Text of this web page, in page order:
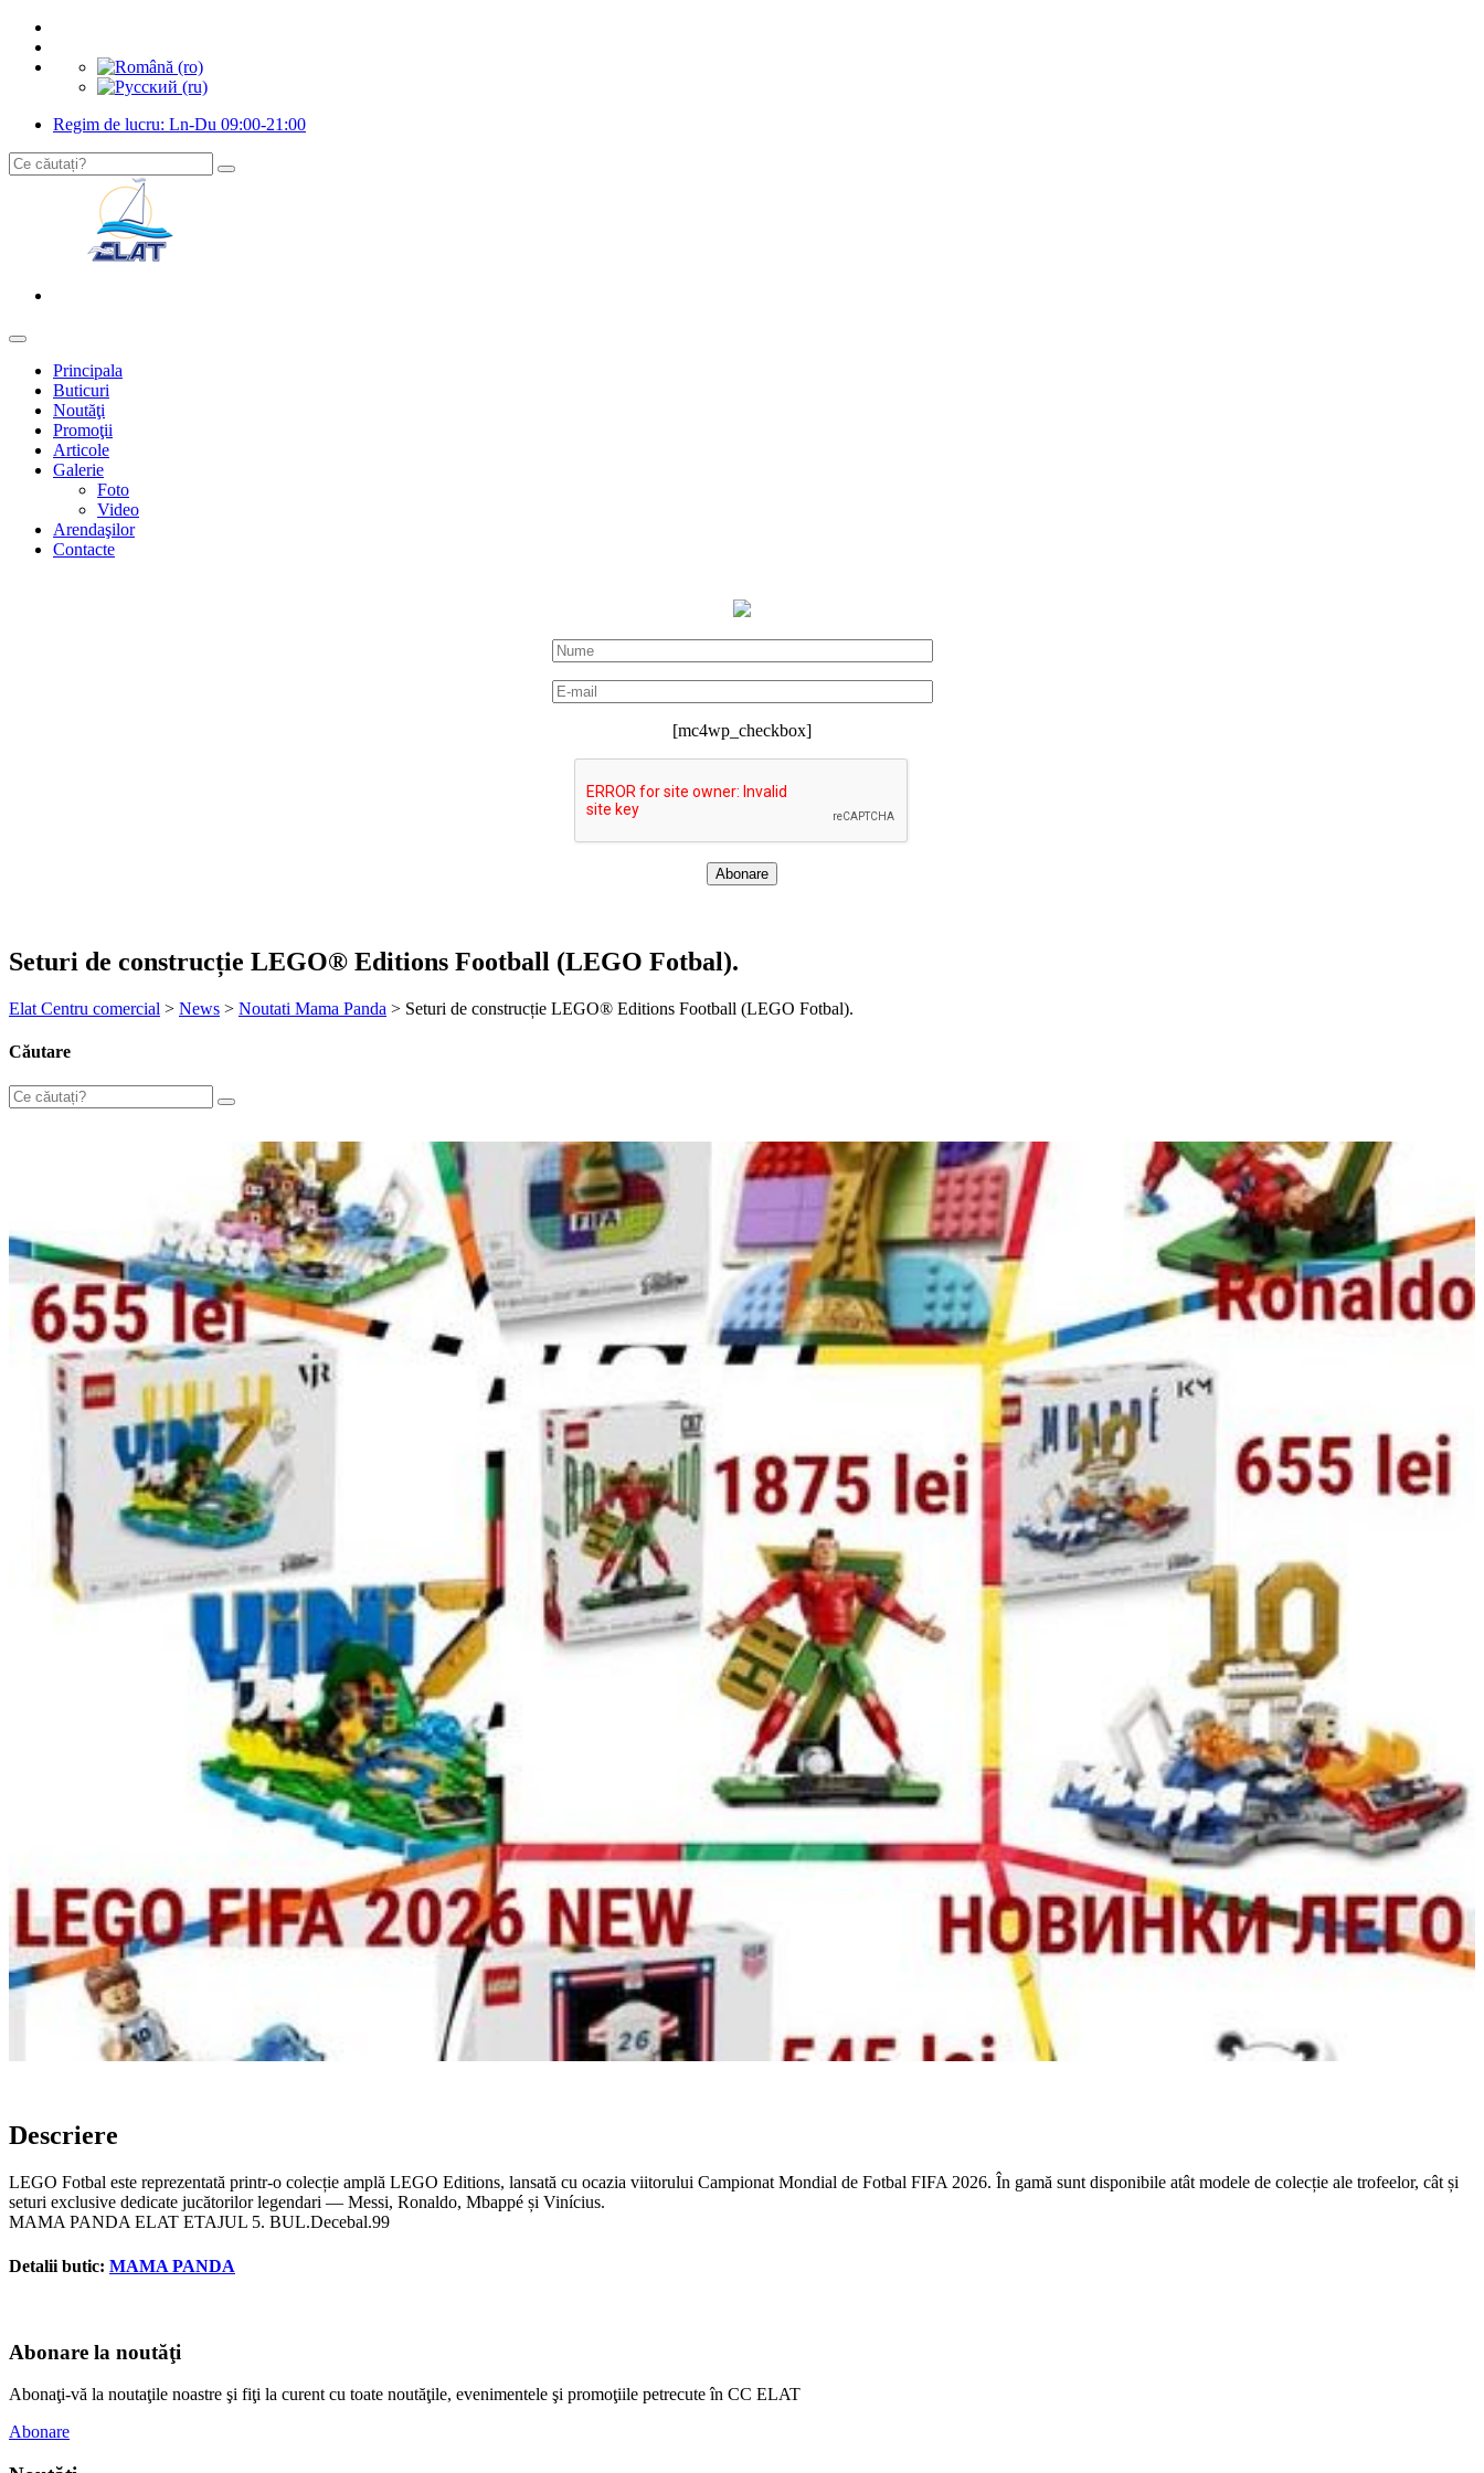
Regim de lucru: Ln-Du 09:00-21:00
Principala
Buticuri
Noutăţi
Promoţii
Articole
Galerie
Foto
Video
Arendaşilor
Contacte
[mc4wp_checkbox]
Seturi de construcție LEGO® Editions Football (LEGO Fotbal).
Elat Centru comercial > News > Noutati Mama Panda > Seturi de construcție LEGO® Editions Football (LEGO Fotbal).
Căutare
Descriere
LEGO Fotbal este reprezentată printr-o colecție amplă LEGO Editions, lansată cu ocazia viitorului Campionat Mondial de Fotbal FIFA 2026. În gamă sunt disponibile atât modele de colecție ale trofeelor, cât și
seturi exclusive dedicate jucătorilor legendari — Messi, Ronaldo, Mbappé și Vinícius.
MAMA PANDA ELAT ETAJUL 5. BUL.Decebal.99
Detalii butic: MAMA PANDA
Abonare la noutăţi
Abonaţi-vă la noutaţile noastre şi fiţi la curent cu toate noutăţile, evenimentele şi promoţiile petrecute în CC ELAT
Abonare